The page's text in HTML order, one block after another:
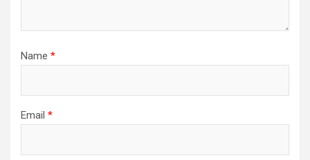
Name *
Email *